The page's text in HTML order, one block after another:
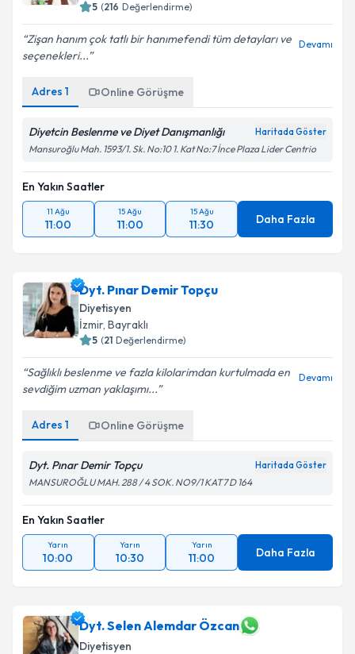
5 (216 Değerlendirme)
Zişan hanım çok tatlı bir hanımefendi tüm detayları ve
seçenekleri...
Devamı
Adres 1 Online Görüşme
Diyetcin Beslenme ve Diyet Danışmanlığı Haritada Göster
Mansuroğlu Mah. 1593/1. Sk. No:10 1. Kat No:7 İnce Plaza Lider Centrio
En Yakın Saatler
11 Ağu
11:00
15 Ağu
11:00
15 Ağu
11:30 Daha Fazla
Dyt. Pınar Demir Topçu
Diyetisyen
İzmir, Bayraklı
5 (21 Değerlendirme)
Sağlıklı beslenme ve fazla kilolarimdan kurtulmada en
sevdiğim uzman yaklaşımı...
Devamı
Adres 1 Online Görüşme
Dyt. Pınar Demir Topçu Haritada Göster
MANSUROĞLU MAH. 288 / 4 SOK. NO9/1 KAT7 D 164
En Yakın Saatler
Yarın
10:00
Yarın
10:30
Yarın
11:00 Daha Fazla
Dyt. Selen Alemdar Özcan
Diyetisyen